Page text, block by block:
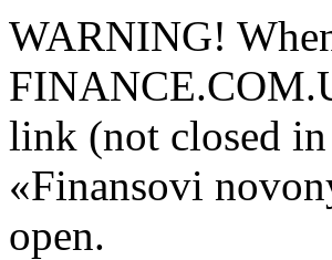
WARNING!
link (not closed
«Finansovi
open.